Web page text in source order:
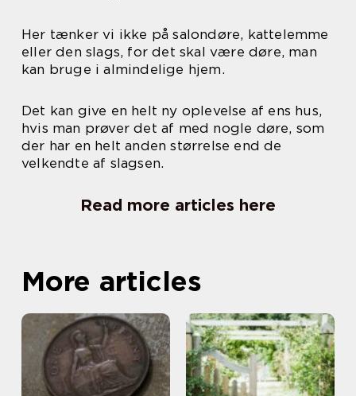
Her tænker vi ikke på salondøre, kattelemme
eller den slags, for det skal være døre, man
kan bruge i almindelige hjem.
Det kan give en helt ny oplevelse af ens hus,
hvis man prøver det af med nogle døre, som
der har en helt anden størrelse end de
velkendte af slagsen.
Read more articles here
More articles